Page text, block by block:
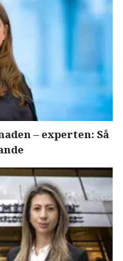
– experten: Så